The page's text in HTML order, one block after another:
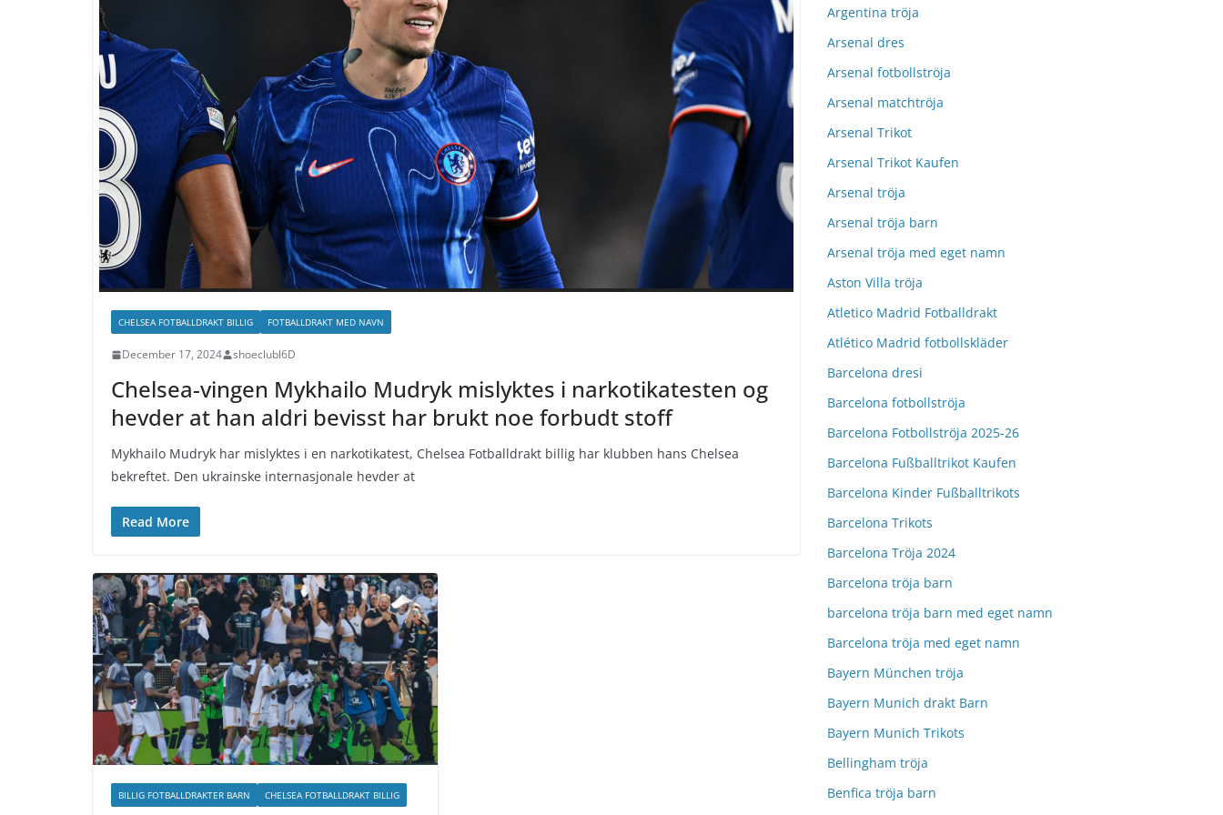
CHELSEA FOTBALLDRAKT BILLIG FOTBALLDRAKT MED NAVN
December 17, 2024 shoeclubl6D
Chelsea-vingen Mykhailo Mudryk mislyktes i narkotikatesten og
hevder at han aldri bevisst har brukt noe forbudt stoff
Mykhailo Mudryk har mislyktes i en narkotikatest, Chelsea Fotballdrakt billig har klubben hans Chelsea
bekreftet. Den ukrainske internasjonale hevder at
Read More
BILLIG FOTBALLDRAKTER BARN CHELSEA FOTBALLDRAKT BILLIG
Argentina tröja
Arsenal dres
Arsenal fotbollströja
Arsenal matchtröja
Arsenal Trikot
Arsenal Trikot Kaufen
Arsenal tröja
Arsenal tröja barn
Arsenal tröja med eget namn
Aston Villa tröja
Atletico Madrid Fotballdrakt
Atlético Madrid fotbollskläder
Barcelona dresi
Barcelona fotbollströja
Barcelona Fotbollströja 2025-26
Barcelona Fußballtrikot Kaufen
Barcelona Kinder Fußballtrikots
Barcelona Trikots
Barcelona Tröja 2024
Barcelona tröja barn
barcelona tröja barn med eget namn
Barcelona tröja med eget namn
Bayern München tröja
Bayern Munich drakt Barn
Bayern Munich Trikots
Bellingham tröja
Benfica tröja barn